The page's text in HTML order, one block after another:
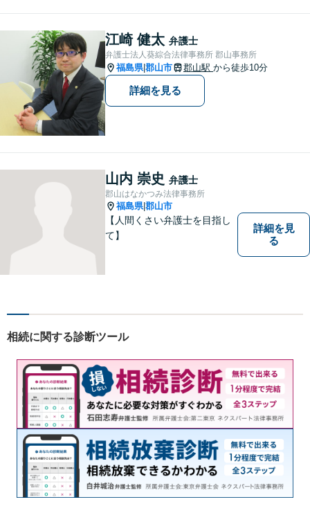
は着手金0円です。【電話相談
も可能】
江崎 健太 弁護士
弁護士法人葵綜合法律事務所 郡山事務所
福島県|郡山市 郡山駅 から徒歩10分
詳細を見る
山内 崇史 弁護士
郡山はなかつみ法律事務所
福島県|郡山市
【人間くさい弁護士を目指し
て】
詳細を見
る
相続に関する診断ツール